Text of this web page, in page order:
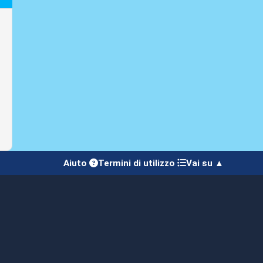
Aiuto Termini di utilizzo Vai su ▲